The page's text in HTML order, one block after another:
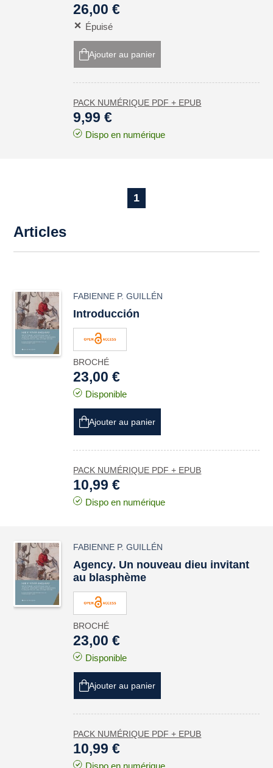
26,00 €
Épuisé
Ajouter au panier
PACK NUMÉRIQUE PDF + EPUB
9,99 €
Dispo en numérique
1
Articles
FABIENNE P. GUILLÉN
Introducción
BROCHÉ
23,00 €
Disponible
Ajouter au panier
PACK NUMÉRIQUE PDF + EPUB
10,99 €
Dispo en numérique
FABIENNE P. GUILLÉN
Agency. Un nouveau dieu invitant
au blasphème
BROCHÉ
23,00 €
Disponible
Ajouter au panier
PACK NUMÉRIQUE PDF + EPUB
10,99 €
Dispo en numérique